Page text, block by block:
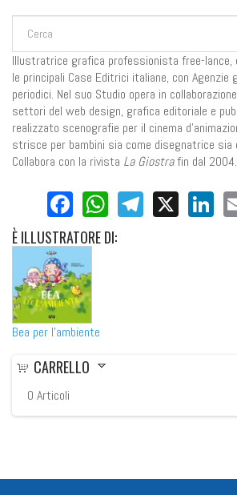
FORM DI RICERCA
Illustratrice grafica professionista free-lance,
le principali Case Editrici italiane, con Agenzie
periodici. Nel suo Studio opera in
settori del web design, grafica editoriale e
realizzato scenografie per il cinema
strisce per bambini sia come disegnatrice sia
Collabora con la rivista La Giostrafin dal 2004.
Facebook
WhatsApp
Telegram
X
ÈILLUSTRATORE DI:
Bea per l'ambiente
CARRELLO
0 Articoli